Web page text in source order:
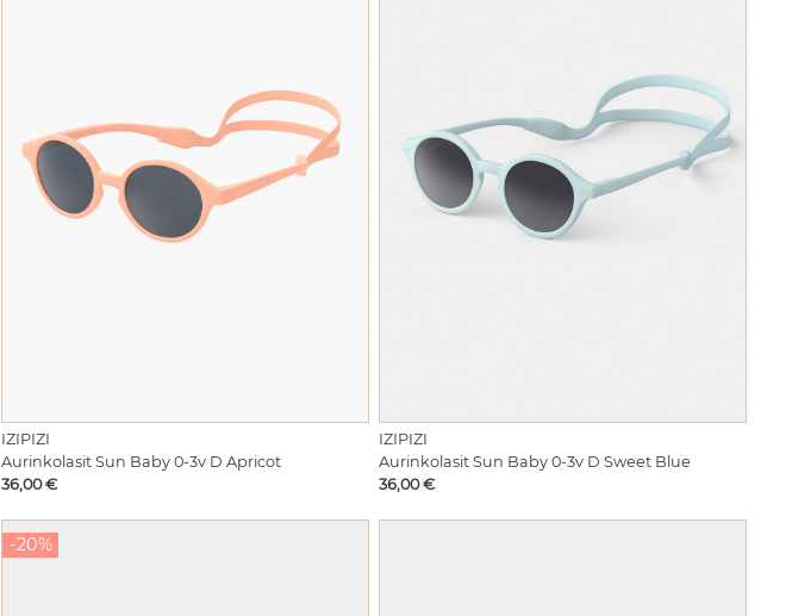
IZIPIZI
Aurinkolasit Sun Baby 0-3v D Apricot
Hinta
36,00 €
IZIPIZI
Aurinkolasit Sun Baby 0-3v D Sweet Blue
Hinta
36,00 €
-20%